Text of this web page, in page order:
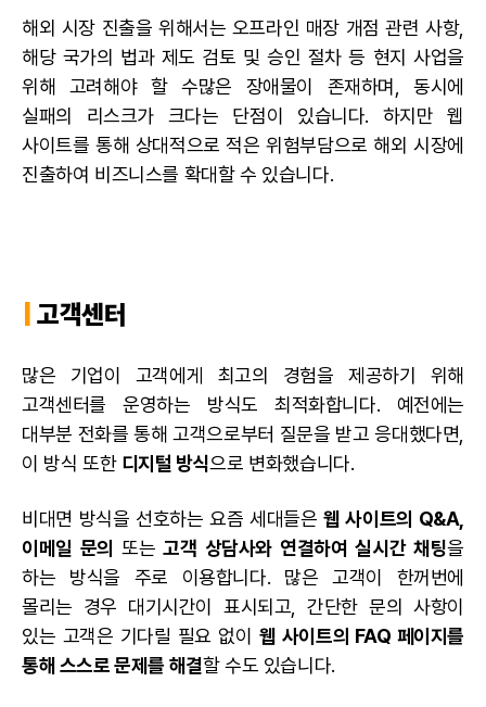
해외 시장 진출을 위해서는 오프라인 매장 개점 관련 사항,
해당 국가의 법과 제도 검토 및 승인 절차 등 현지 사업을
위해 고려해야 할 수많은 장애물이 존재하며, 동시에
실패의 리스크가 크다는 단점이 있습니다. 하지만 웹
사이트를 통해 상대적으로 적은 위험부담으로 해외 시장에
진출하여 비즈니스를 확대할 수 있습니다.
고객센터
많은 기업이 고객에게 최고의 경험을 제공하기 위해
고객센터를 운영하는 방식도 최적화합니다. 예전에는
대부분 전화를 통해 고객으로부터 질문을 받고 응대했다면,
이 방식 또한 디지털 방식으로 변화했습니다.
비대면 방식을 선호하는 요즘 세대들은웹 사이트의 Q&A,
이메일 문의또는 고객 상담사와 연결하여 실시간 채팅을
하는 방식을 주로 이용합니다. 많은 고객이 한꺼번에
몰리는 경우 대기시간이 표시되고, 간단한 문의 사항이
있는 고객은 기다릴 필요 없이 웹 사이트의 FAQ 페이지를
통해 스스로 문제를 해결할 수도 있습니다.